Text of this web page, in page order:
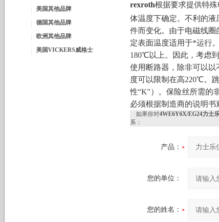
美国其他品牌
德国其他品牌
欧洲其他品牌
美国VICKERS威格士
rexroth根据要求提供特
体温度下确定。不利的
件而变化。由于电磁线圈
定表面温度适用于*运行
180℃以上。因此，考虑
使用断路器，除非可以
度可以限制在高220℃。
性“K"）。保险丝所需的
必须根据制造商的说明
如果你对4WE6Y6X/EG24力士
系：
产品：
您的单位：
您的姓名：